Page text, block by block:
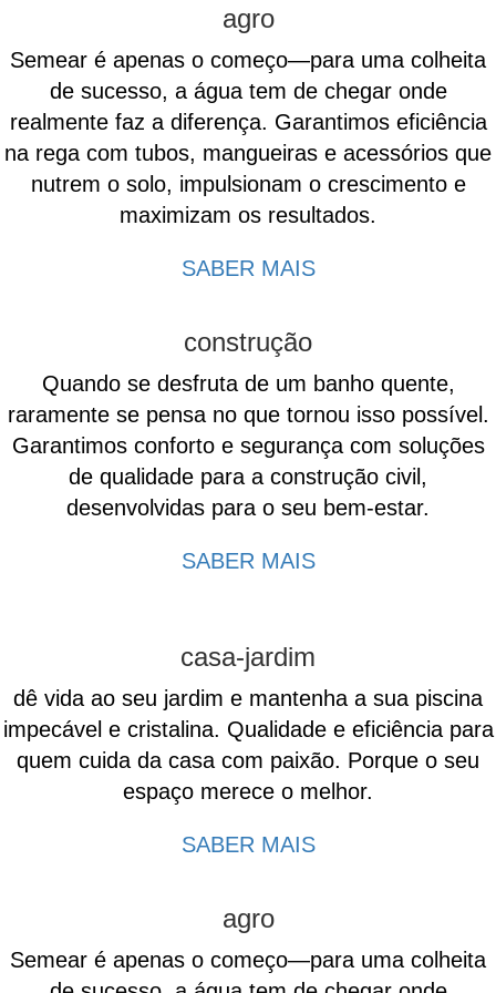
agro
Semear é apenas o começo—para uma colheita
de sucesso, a água tem de chegar onde
realmente faz a diferença. Garantimos eficiência
na rega com tubos, mangueiras e acessórios que
nutrem o solo, impulsionam o crescimento e
maximizam os resultados.
SABER MAIS
construção
Quando se desfruta de um banho quente,
raramente se pensa no que tornou isso possível.
Garantimos conforto e segurança com soluções
de qualidade para a construção civil,
desenvolvidas para o seu bem-estar.
SABER MAIS
casa-jardim
dê vida ao seu jardim e mantenha a sua piscina
impecável e cristalina. Qualidade e eficiência para
quem cuida da casa com paixão. Porque o seu
espaço merece o melhor.
SABER MAIS
agro
Semear é apenas o começo—para uma colheita